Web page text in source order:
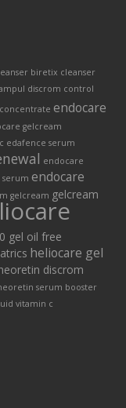
biretix cleanser
discrom control
endocare
gelcream
edafence serum
endocare
endocare
gelcream gelcream
gel oil free
heliocare gel
discrom
serum booster
vitamin c